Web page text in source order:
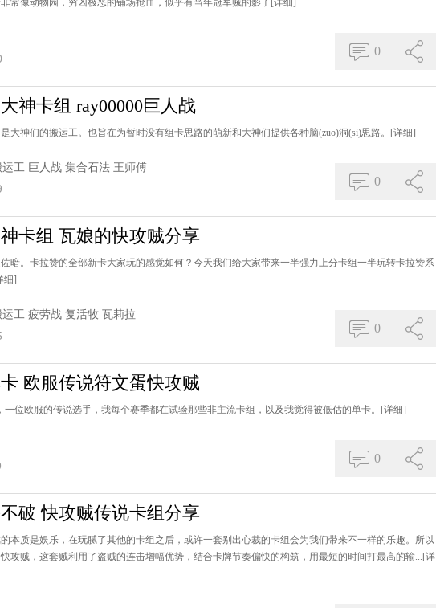
常像动物园，穷凶极恶的铺场抢血，似乎有当年冠军贼的影子[详细]
0
神卡组 ray00000巨人战
大神们的搬运工。也旨在为暂时没有组卡思路的萌新和大神们提供各种脑(zuo)洞(si)思路。 [详细]
运工 巨人战 集合石法 王师傅
0
卡组 瓦娘的快攻贼分享
暗。卡拉赞的全部新卡大家玩的感觉如何？今天我们给大家带来一半强力上分卡组一半玩转卡拉赞系
细]
运工 疲劳战 复活牧 瓦莉拉
0
欧服传说符文蛋快攻贼
一位欧服的传说选手，我每个赛季都在试验那些非主流卡组，以及我觉得被低估的单卡。 [详细]
0
破 快攻贼传说卡组分享
本质是娱乐，在玩腻了其他的卡组之后，或许一套别出心裁的卡组会为我们带来不一样的乐趣。所以
攻贼，这套贼利用了盗贼的连击增幅优势，结合卡牌节奏偏快的构筑，用最短的时间打最高的输... [详